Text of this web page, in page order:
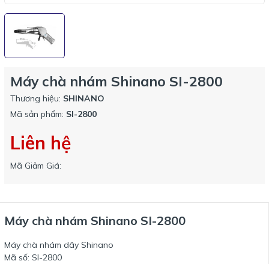
Máy chà nhám Shinano SI-2800
Thương hiệu: SHINANO
Mã sản phẩm: SI-2800
Liên hệ
Mã Giảm Giá:
Máy chà nhám Shinano SI-2800
Máy chà nhám dây Shinano
Mã số: SI-2800